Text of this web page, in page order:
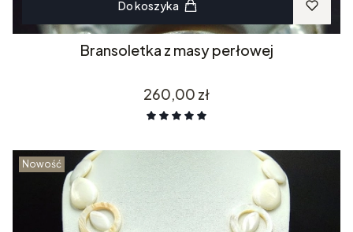
Do koszyka
Bransoletka z masy perłowej
Cena
260,00 zł
Nowość